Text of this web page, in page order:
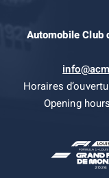
Automobile Club
Horaires
Opening